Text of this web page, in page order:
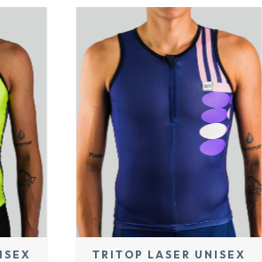
TRITOP LASER UNISEX